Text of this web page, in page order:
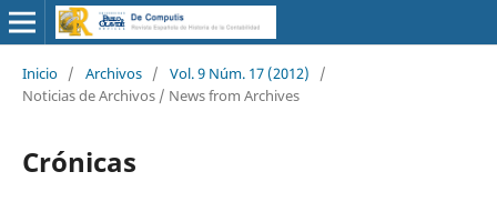
Inicio / Archivos / Vol. 9 Núm. 17 (2012)
/
Noticias de Archivos / News from Archives
Crónicas